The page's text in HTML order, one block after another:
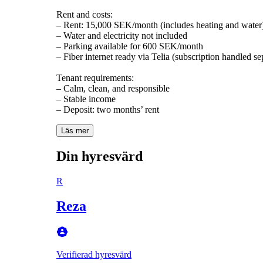
Rent and costs:
– Rent: 15,000 SEK/month (includes heating and
– Water and electricity not included
– Parking available for 600 SEK/month
– Fiber internet ready via Telia (subscription handled
Tenant requirements:
– Calm, clean, and responsible
– Stable income
Läs mer
Din hyresvärd
R
Reza
Verifierad hyresvärd